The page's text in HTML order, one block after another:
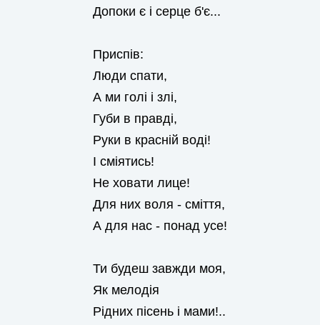
Допоки є і серце б'є...
Приспів:
Люди спати,
А ми голі і злі,
Губи в правді,
Руки в красній воді!
І сміятись!
Не ховати лице!
Для них воля - сміття,
А для нас - понад усе!
Ти будеш завжди моя,
Як мелодія
Рідних пісень і мами!..